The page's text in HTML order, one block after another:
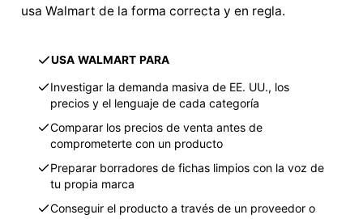
usa Walmart de la forma correcta y en regla.
USA WALMART PARA
Investigar la demanda masiva de EE. UU., los
precios y el lenguaje de cada categoría
Comparar los precios de venta antes de
comprometerte con un producto
Preparar borradores de fichas limpios con la voz de
tu propia marca
Conseguir el producto a través de un proveedor o